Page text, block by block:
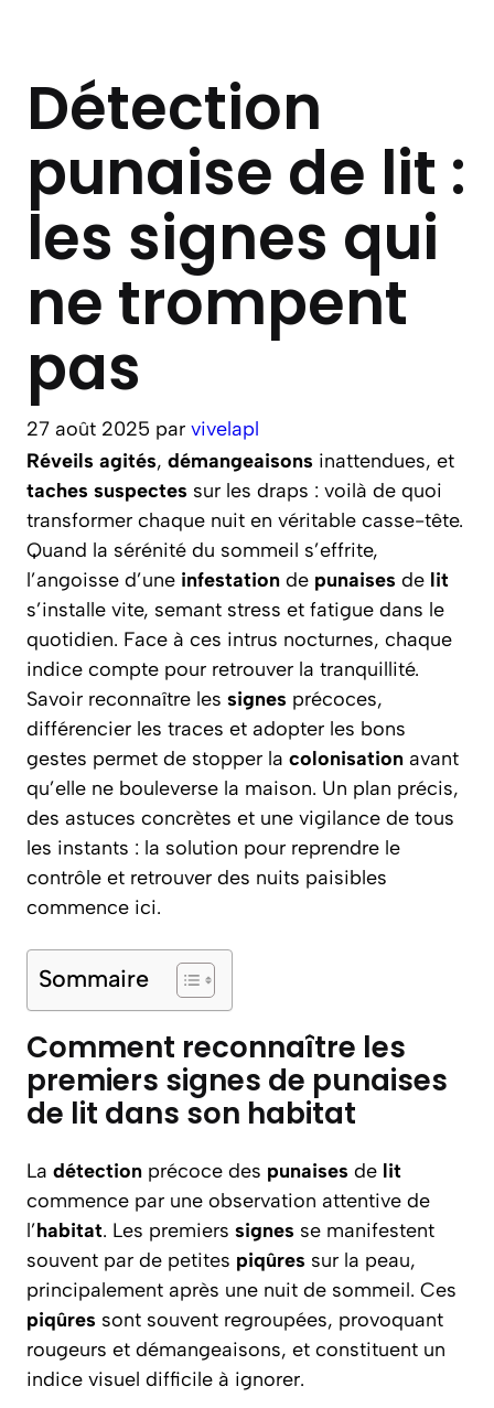
Détection
punaise de lit :
les signes qui
ne trompent
pas
27 août 2025 par vivelapl
Réveils agités, démangeaisons inattendues, et
taches suspectes sur les draps : voilà de quoi
transformer chaque nuit en véritable casse-tête.
Quand la sérénité du sommeil s’effrite,
l’angoisse d’une infestation de punaises de lit
s’installe vite, semant stress et fatigue dans le
quotidien. Face à ces intrus nocturnes, chaque
indice compte pour retrouver la tranquillité.
Savoir reconnaître les signes précoces,
différencier les traces et adopter les bons
gestes permet de stopper la colonisation avant
qu’elle ne bouleverse la maison. Un plan précis,
des astuces concrètes et une vigilance de tous
les instants : la solution pour reprendre le
contrôle et retrouver des nuits paisibles
commence ici.
Sommaire
Comment reconnaître les
premiers signes de punaises
de lit dans son habitat
La détection précoce des punaises de lit
commence par une observation attentive de
l’habitat. Les premiers signes se manifestent
souvent par de petites piqûres sur la peau,
principalement après une nuit de sommeil. Ces
piqûres sont souvent regroupées, provoquant
rougeurs et démangeaisons, et constituent un
indice visuel difficile à ignorer.